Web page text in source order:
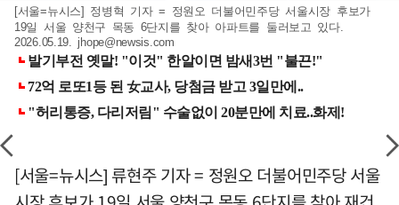
[서울=뉴시스] 정병혁 기자 = 정원오 더불어민주당 서울시장 후보가
19일 서울 양천구 목동 6단지를 찾아 아파트를 둘러보고 있다.
2026.05.19. jhope@newsis.com
[서울=뉴시스] 류현주 기자 = 정원오 더불어민주당 서울